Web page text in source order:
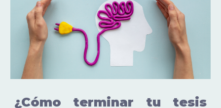
¿Cómo terminar tu tesis